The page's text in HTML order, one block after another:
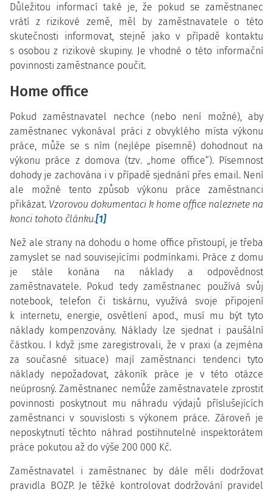
Důležitou informací také je, že pokud se zaměstnanec
vrátí z rizikové země, měl by zaměstnavatele o této
skutečnosti informovat, stejně jako v případě kontaktu
s osobou z rizikové skupiny. Je vhodné o této informační
povinnosti zaměstnance poučit.
Home office
Pokud zaměstnavatel nechce (nebo není možné), aby
zaměstnanec vykonával práci z obvyklého místa výkonu
práce, může se s ním (nejlépe písemně) dohodnout na
výkonu práce z domova (tzv. „home office“). Písemnost
dohody je zachována i v případě sjednání přes email. Není
ale možné tento způsob výkonu práce zaměstnanci
přikázat. Vzorovou dokumentaci k home office naleznete na
konci tohoto článku.[1]
Než ale strany na dohodu o home office přistoupí, je třeba
zamyslet se nad souvisejícími podmínkami. Práce z domu
je stále konána na náklady a odpovědnost
zaměstnavatele. Pokud tedy zaměstnanec používá svůj
notebook, telefon či tiskárnu, využívá svoje připojení
k internetu, energie, osvětlení apod., musí mu být tyto
náklady kompenzovány. Náklady lze sjednat i paušální
částkou. I když jsme zaregistrovali, že v praxi (a zejména
za současné situace) mají zaměstnanci tendenci tyto
náklady nepožadovat, zákoník práce je v této otázce
neúprosný. Zaměstnanec nemůže zaměstnavatele zprostit
povinnosti poskytnout mu náhradu výdajů příslušejících
zaměstnanci v souvislosti s výkonem práce. Zároveň je
neposkytnutí těchto náhrad postihnutelné inspektorátem
práce pokutou až do výše 200 000 Kč.
Zaměstnavatel i zaměstnanec by dále měli dodržovat
pravidla BOZP. Je těžké kontrolovat dodržování pravidel